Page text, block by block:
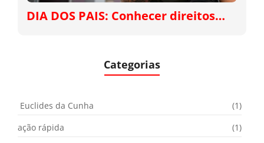
DIA DOS PAIS: Conhecer direitos…
Categorias
Euclides da Cunha
(1)
ação rápida
(1)